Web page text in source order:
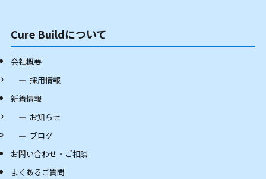
Cure Buildについて
会社概要
採用情報
新着情報
お知らせ
ブログ
お問い合わせ・ご相談
よくあるご質問